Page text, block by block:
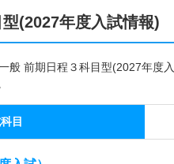
(2027年度入試情報)
般 前期日程３科目型(2027年
目